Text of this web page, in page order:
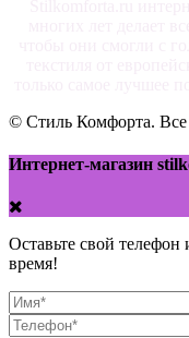
© Стиль Комфорта.
Интернет-магазин
Оставьте свой
время!